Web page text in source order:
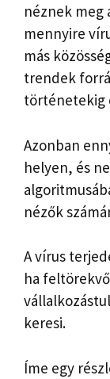
néznek meg
mennyire
más
trendek
történetekig
Azonban
helyen, és
nézők
A vírus
ha
keresi.
Íme egy